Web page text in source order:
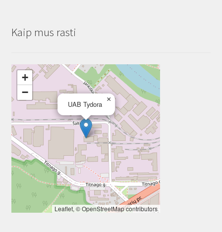
Kaip mus rasti
UAB Tydora
×
+
−
Leaflet, ©OpenStreetMapcontributors